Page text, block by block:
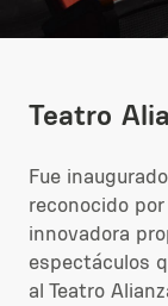
Teatro
Fue
reconocido
innovadora
espectáculos
al Teatro